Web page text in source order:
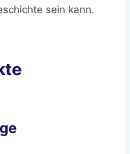
sein kann.